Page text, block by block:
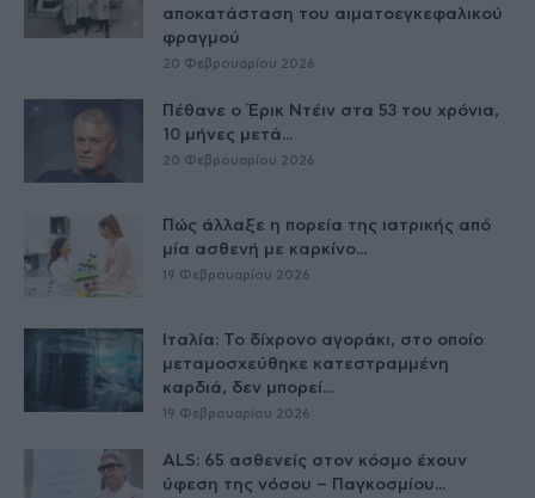
αποκατάσταση του αιματοεγκεφαλικού
φραγμού
20 Φεβρουαρίου 2026
Πέθανε ο Έρικ Ντέιν στα 53 του χρόνια,
10 μήνες μετά...
20 Φεβρουαρίου 2026
Πώς άλλαξε η πορεία της ιατρικής από
μία ασθενή με καρκίνο...
19 Φεβρουαρίου 2026
Ιταλία: Το δίχρονο αγοράκι, στο οποίο
μεταμοσχεύθηκε κατεστραμμένη
καρδιά, δεν μπορεί...
19 Φεβρουαρίου 2026
ALS: 65 ασθενείς στον κόσμο έχουν
ύφεση της νόσου – Παγκοσμίου...